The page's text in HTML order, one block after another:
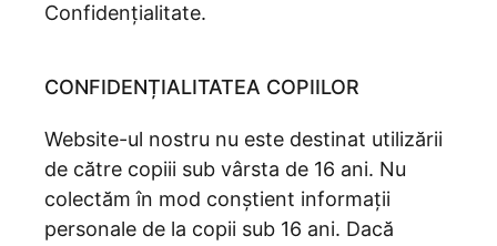
Confidențialitate.
CONFIDENȚIALITATEA COPIILOR
Website-ul nostru nu este destinat utilizării
de către copiii sub vârsta de 16 ani. Nu
colectăm în mod conștient informații
personale de la copii sub 16 ani. Dacă